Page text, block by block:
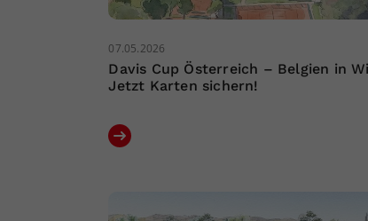
07.05.2026
Davis Cup Österreich – Belgien in
Jetzt Karten sichern!